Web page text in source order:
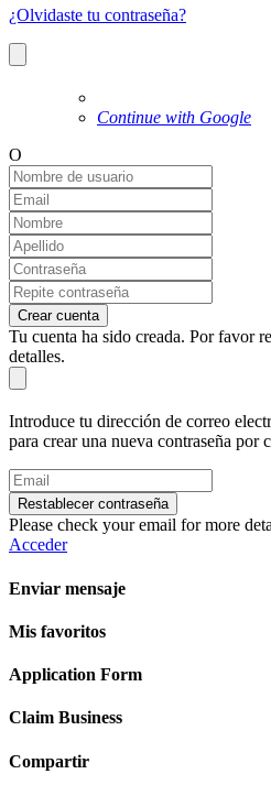
¿Olvidaste tu contraseña?
Continue with Google
O
Crear cuenta
Tu cuenta ha sido creada. Por favor
detalles.
Introduce tu dirección de correo
para crear una nueva contraseña por
Restablecer contraseña
Please check your email for more
Acceder
Enviar mensaje
Mis favoritos
Application Form
Claim Business
Compartir